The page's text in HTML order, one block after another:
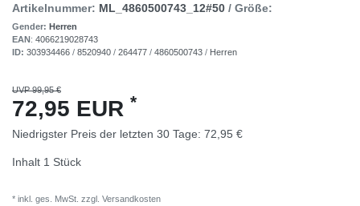
Artikelnummer: ML_4860500743_12#50 / Größe:
Gender: Herren
EAN: 4066219028743
ID: 303934466 / 8520940 / 264477 / 4860500743 / Herren
UVP 99,95 €
72,95 EUR *
Niedrigster Preis der letzten 30 Tage: 72,95 €
Inhalt 1 Stück
* inkl. ges. MwSt. zzgl. Versandkosten